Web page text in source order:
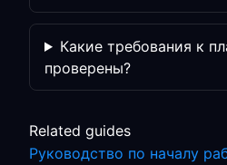
Какие требования к
проверены?
Related guides
Руководство по началу